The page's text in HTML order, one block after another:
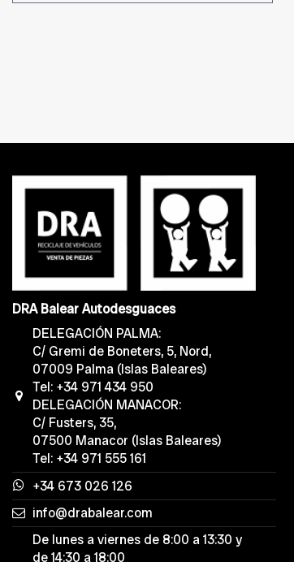
DRA Balear Autodesguaces
DELEGACIÓN PALMA:
C/ Gremi de Boneters, 5, Nord,
07009 Palma (Islas Baleares)
Tel: +34 971 434 950
DELEGACIÓN MANACOR:
C/ Fusters, 35,
07500 Manacor (Islas Baleares)
Tel: +34 971 555 161
+34 673 026 126
info@drabalear.com
De lunes a viernes de 8:00 a 13:30 y
de 14:30 a 18:00